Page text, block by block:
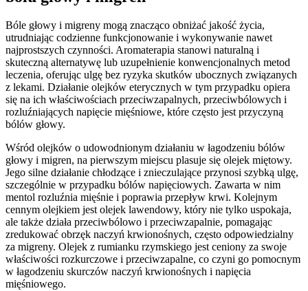
Bóle głowy i migreny mogą znacząco obniżać jakość życia,
utrudniając codzienne funkcjonowanie i wykonywanie nawet
najprostszych czynności. Aromaterapia stanowi naturalną i
skuteczną alternatywę lub uzupełnienie konwencjonalnych metod
leczenia, oferując ulgę bez ryzyka skutków ubocznych związanych
z lekami. Działanie olejków eterycznych w tym przypadku opiera
się na ich właściwościach przeciwzapalnych, przeciwbólowych i
rozluźniających napięcie mięśniowe, które często jest przyczyną
bólów głowy.
Wśród olejków o udowodnionym działaniu w łagodzeniu bólów
głowy i migren, na pierwszym miejscu plasuje się olejek miętowy.
Jego silne działanie chłodzące i znieczulające przynosi szybką ulgę,
szczególnie w przypadku bólów napięciowych. Zawarta w nim
mentol rozluźnia mięśnie i poprawia przepływ krwi. Kolejnym
cennym olejkiem jest olejek lawendowy, który nie tylko uspokaja,
ale także działa przeciwbólowo i przeciwzapalnie, pomagając
zredukować obrzęk naczyń krwionośnych, często odpowiedzialny
za migreny. Olejek z rumianku rzymskiego jest ceniony za swoje
właściwości rozkurczowe i przeciwzapalne, co czyni go pomocnym
w łagodzeniu skurczów naczyń krwionośnych i napięcia
mięśniowego.